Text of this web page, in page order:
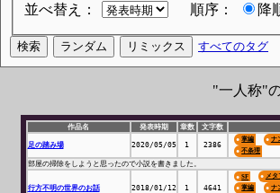
並べ替え：
順序： 降
すべてのタグ
"一人称"
作品名 発表時期 章数 文字数
足の踏み場 2020/05/05 1 2386
掌編 ナ
不条理
部屋の掃除をしようと思ったので小説を書きました。
行方不明の世界のお話 2018/01/12 1 4641
SF メ
掌編
ナ